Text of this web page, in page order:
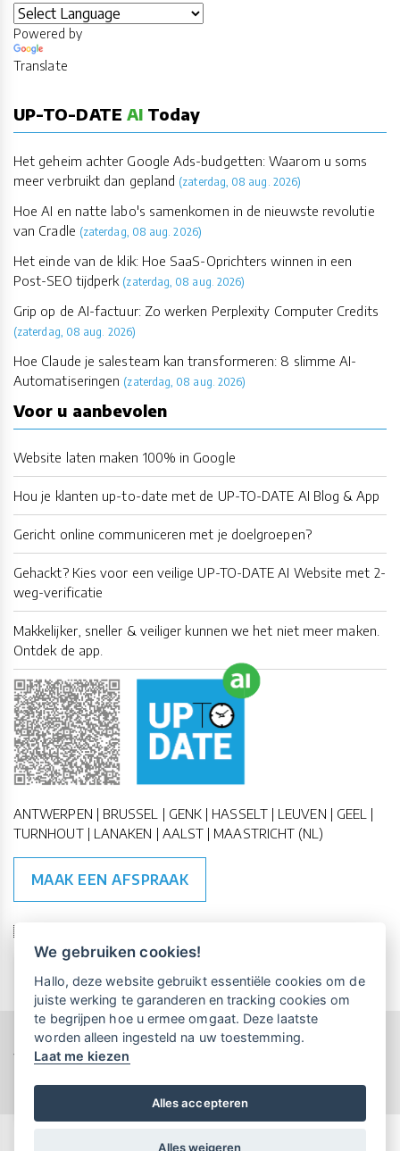
Powered by
Translate
UP-TO-DATE AI Today
Het geheim achter Google Ads-budgetten: Waarom u soms
meer verbruikt dan gepland (zaterdag, 08 aug. 2026)
Hoe AI en natte labo's samenkomen in de nieuwste revolutie
van Cradle (zaterdag, 08 aug. 2026)
Het einde van de klik: Hoe SaaS-Oprichters winnen in een
Post-SEO tijdperk (zaterdag, 08 aug. 2026)
Grip op de AI-factuur: Zo werken Perplexity Computer Credits
(zaterdag, 08 aug. 2026)
Hoe Claude je salesteam kan transformeren: 8 slimme AI-
Automatiseringen (zaterdag, 08 aug. 2026)
Voor u aanbevolen
Website laten maken 100% in Google
Hou je klanten up-to-date met de UP-TO-DATE AI Blog & App
Gericht online communiceren met je doelgroepen?
Gehackt? Kies voor een veilige UP-TO-DATE AI Website met 2-
weg-verificatie
Makkelijker, sneller & veiliger kunnen we het niet meer maken.
Ontdek de app.
ANTWERPEN | BRUSSEL | GENK | HASSELT | LEUVEN | GEEL |
TURNHOUT | LANAKEN | AALST | MAASTRICHT (NL)
MAAK EEN AFSPRAAK
🇪🇺 🇧🇪
Copyright All Rights Reserved © 2015-2026 UP-TO-DATE
WebDesign
Privacy & Cookies
Locations Algemene Voorwaarden
We gebruiken cookies!
Hallo, deze website gebruikt essentiële cookies om de
juiste werking te garanderen en tracking cookies om
te begrijpen hoe u ermee omgaat. Deze laatste
worden alleen ingesteld na uw toestemming.
Laat me kiezen
Alles accepteren
Alles weigeren
Vrijblijvende kennismaking?Boek
een persoonlijke demo.
Maandelijks gratis opleidingen
voor UP-TO-DATE Klanten: